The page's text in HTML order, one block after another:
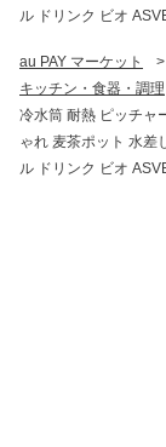
ル ドリンク ビオ
au PAY マーケット >
キッチン・食器・調理
冷水筒 耐熱 ピッチャ
ゃれ 麦茶ポット 水差
ル ドリンク ビオ